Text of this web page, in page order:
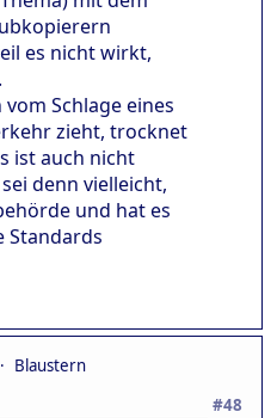
es nicht wirkt,
Schlage eines
zieht, trocknet
ist auch nicht
denn vielleicht,
und hat es
Standards
Blaustern
#48